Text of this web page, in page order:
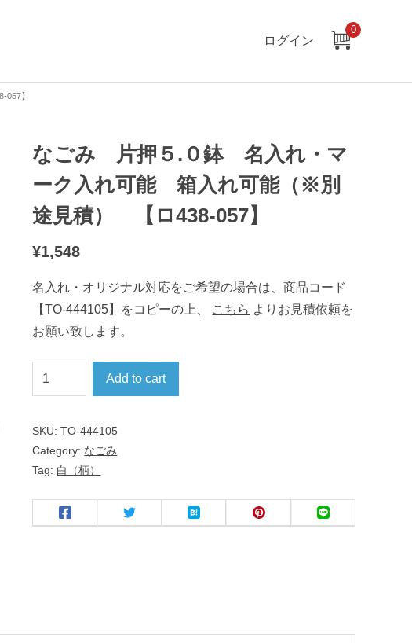
ログイン
0
】
なごみ 片押５.０鉢 名入れ・マ
ーク入れ可能 箱入れ可能（※別
途見積） 【ロ438-057】
¥1,548
名入れ・オリジナル対応をご希望の場合は、商品コード
【TO-444105】をコピーの上、
こちら よりお見積依頼を
お願い致します。
な
ご
５
.
入
Add to cart
SKU:TO-444105
Category: なごみ
Tag: 白（柄）